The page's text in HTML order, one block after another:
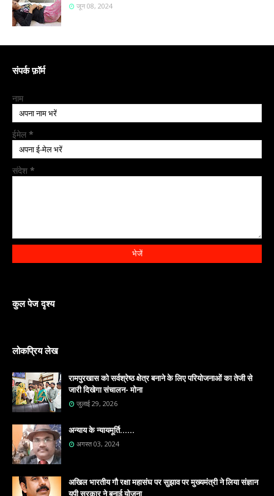
जून 08, 2024
संपर्क फ़ॉर्म
नाम
ईमेल *
संदेश *
कुल पेज दृश्य
लोकप्रिय लेख
रामपुरखास को सर्वश्रेष्ठ क्षेत्र बनाने के लिए परियोजनाओं का तेजी से
जारी दिखेगा संचालन- मोना
जुलाई 29, 2026
अन्याय के न्यायमूर्ति......
अगस्त 03, 2024
अखिल भारतीय गौ रक्षा महासंघ पर सुझाव पर मुख्यमंत्री ने लिया संज्ञान
युपी सरकार ने बनाई योजना